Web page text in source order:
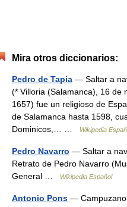
Mira otros diccionarios:
Pedro de Tapia — Saltar a
(* Villoria (Salamanca), 16 de
1657) fue un religioso de
de Salamanca hasta 1598,
Dominicos,… …
Wikipedia
Pedro Navarro — Saltar a
Retrato de Pedro Navarro
General …
Wikipedia Español
Antonio Pons — Campuzano